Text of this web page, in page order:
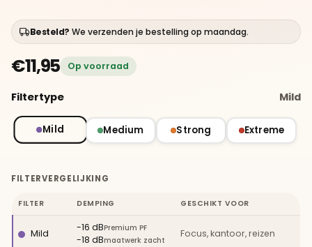
Besteld? We verzenden je bestelling op maandag.
€11,95 Op voorraad
Filtertype Mild
Mild Medium Strong Extreme
FILTERVERGELIJKING
FILTER DEMPING GESCHIKT VOOR
Mild
-16 dBPremium PF
-18 dBmaatwerk zacht
Focus, kantoor, reizen